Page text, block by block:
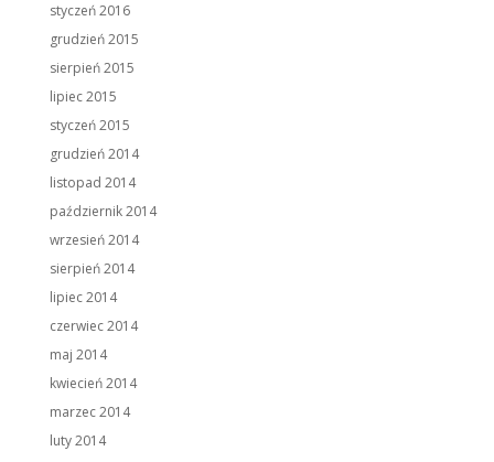
styczeń 2016
grudzień 2015
sierpień 2015
lipiec 2015
styczeń 2015
grudzień 2014
listopad 2014
październik 2014
wrzesień 2014
sierpień 2014
lipiec 2014
czerwiec 2014
maj 2014
kwiecień 2014
marzec 2014
luty 2014